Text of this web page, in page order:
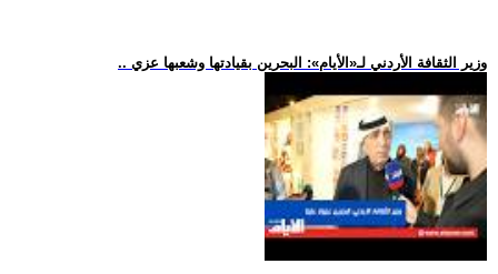
.. وزير الثقافة الأردني لـ«الأيام»: البحرين بقيادتها وشعبها عزي